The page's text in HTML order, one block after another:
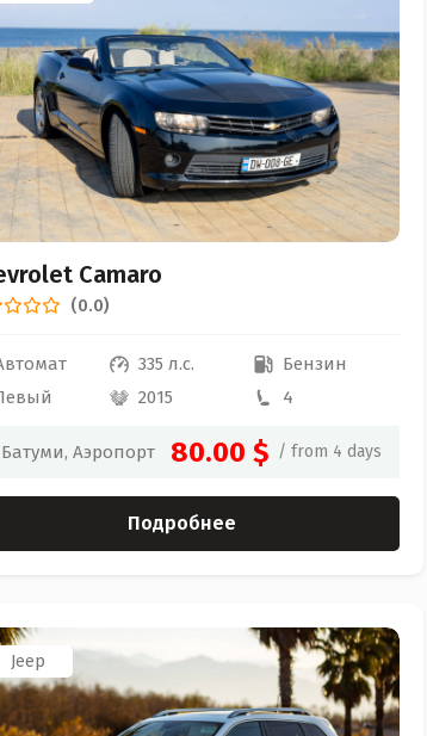
Camaro
(0.0)
335 л.с.
Бензин
2015 4
Батуми, Аэропорт 80.00 $ / from 4 days
Подробнее
Jeep